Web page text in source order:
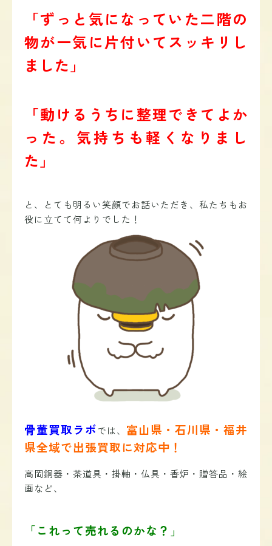
「ずっと気になっていた二階の
物が一気に片付いてスッキリし
ました」
「動けるうちに整理できてよか
った。気持ちも軽くなりまし
た」
と、とても明るい笑顔でお話いただき、私たちもお
役に立てて何よりでした！
骨董買取ラボでは、 富山県・石川県・福井
県全域で出張買取に対応中！
高岡銅器・茶道具・掛軸・仏具・香炉・贈答品・絵
画など、
「これって売れるのかな？」